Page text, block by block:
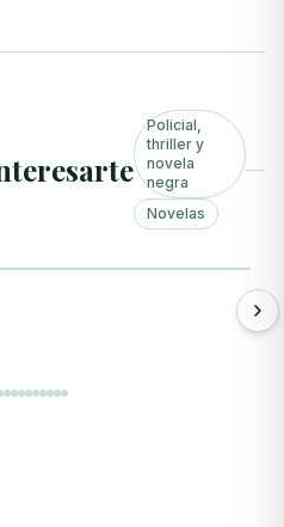
Policial,
thriller y
novela
negra
Novelas